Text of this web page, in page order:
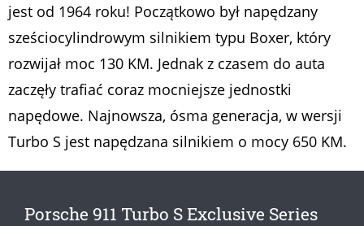
jest od 1964 roku! Początkowo był napędzany
sześciocylindrowym silnikiem typu Boxer, który
rozwijał moc 130 KM. Jednak z czasem do auta
zaczęły trafiać coraz mocniejsze jednostki
napędowe. Najnowsza, ósma generacja, w wersji
Turbo S jest napędzana silnikiem o mocy 650 KM.
Porsche 911 Turbo S Exclusive Series